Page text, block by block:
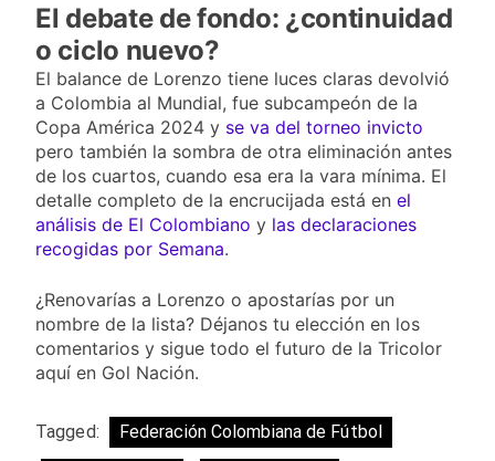
El debate de fondo: ¿continuidad
o ciclo nuevo?
El balance de Lorenzo tiene luces claras devolvió
a Colombia al Mundial, fue subcampeón de la
Copa América 2024 y se va del torneo invicto
pero también la sombra de otra eliminación antes
de los cuartos, cuando esa era la vara mínima. El
detalle completo de la encrucijada está en el
análisis de El Colombiano y las declaraciones
recogidas por Semana.
¿Renovarías a Lorenzo o apostarías por un
nombre de la lista? Déjanos tu elección en los
comentarios y sigue todo el futuro de la Tricolor
aquí en Gol Nación.
Tagged:
Federación Colombiana de Fútbol